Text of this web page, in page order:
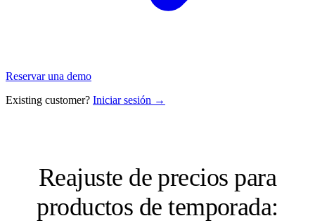
Reservar una demo
Existing customer? Iniciar sesión →
Reajuste de precios para
productos de temporada: